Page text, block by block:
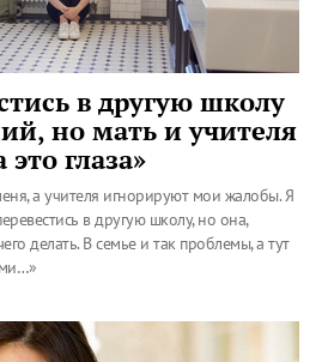
в другую школу
но мать и учителя
глаза»
а учителя игнорируют мои жалобы. Я
в другую школу, но она,
делать. В семье и так проблемы, а тут